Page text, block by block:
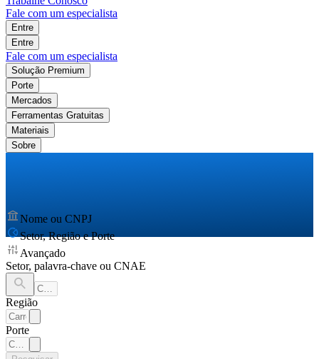
Fale com um especialista
Entre
Entre
Fale com um especialista
Solução Premium
Porte
Mercados
Ferramentas Gratuitas
Materiais
Sobre
Nome ou CNPJ
Setor, Região e Porte
Avançado
Setor, palavra-chave ou CNAE
Região
Porte